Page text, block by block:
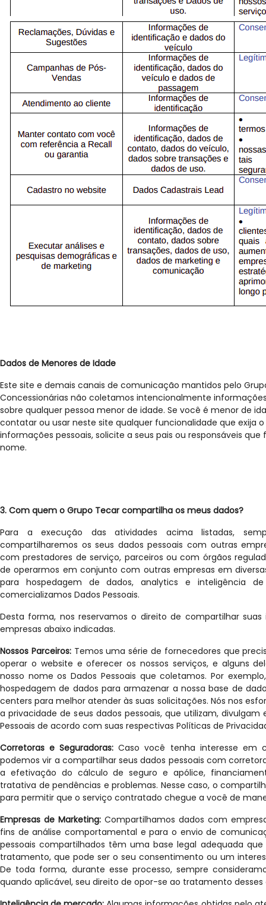
Dados de Menores de Idade
Este site e demais canais de comunicação mantidos pelo
Concessionárias não coletamos intencionalmente
sobre qualquer pessoa menor de idade. Se você é menor de
contatar ou usar neste site qualquer funcionalidade que exija o
informações pessoais, solicite a seus pais ou responsáveis
nome.
3. Com quem o Grupo Tecar compartilha os meus dados?
Para a execução das atividades acima listadas,
compartilharemos os seus dados pessoais com outras
com prestadores de serviço, parceiros ou com órgãos
de operarmos em conjunto com outras empresas em
para hospedagem de dados, analytics e inteligência
comercializamos Dados Pessoais.
Desta forma, nos reservamos o direito de compartilhar
empresas abaixo indicadas.
Nossos Parceiros:Temos uma série de fornecedores que
operar o website e oferecer os nossos serviços, e alguns
nosso nome os Dados Pessoais que coletamos. Por
hospedagem de dados para armazenar a nossa base de
centers para melhor atender às suas solicitações. Nós nos
a privacidade de seus dados pessoais, que utilizam, divulgam
Pessoais de acordo com suas respectivas Políticas de
Corretoras e Seguradoras: Caso você tenha interesse em
podemos vir a compartilhar seus dados pessoais com
a efetivação do cálculo de seguro e apólice,
tratativa de pendências e problemas. Nesse caso, o
para permitir que o serviço contratado chegue a você de
Empresas de Marketing: Compartilhamos dados com
fins de análise comportamental e para o envio de
pessoais compartilhados têm uma base legal adequada
tratamento, que pode ser o seu consentimento ou um
De toda forma, durante esse processo, sempre
quando aplicável, seu direito de opor-se ao tratamento desses